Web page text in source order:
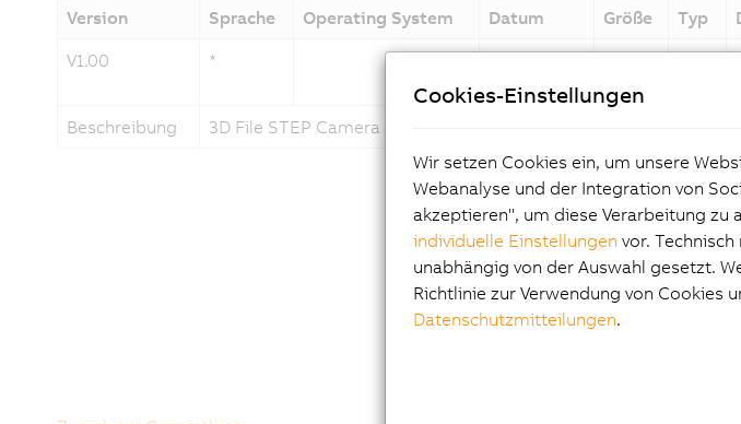
Version Sprache Operating System Datum Größe Typ
V1.00
*
Beschreibung
3D File STEP Camera S-Mount
Cookies-Einstellungen
Wir setzen Cookies ein, um unsere
Webanalyse und der Integration von
akzeptieren", um diese Verarbeitung zu
individuelle Einstellungen vor.
unabhängig von der Auswahl gesetzt.
Richtlinie zur Verwendung von Cookies
Datenschutzmitteilungen.